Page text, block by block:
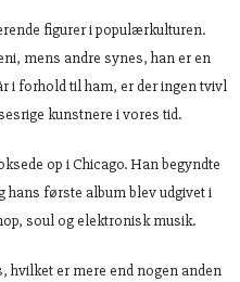
figurer i populærkulturen.
mens andre synes, han er en
i forhold til ham, er der ingen tvivl
kunstnere i vores tid.
op i Chicago. Han begyndte
hans første album blev udgivet i
soul og elektronisk musik.
hvilket er mere end nogen anden